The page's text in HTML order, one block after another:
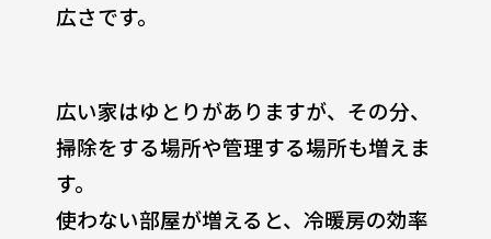
広さです。
広い家はゆとりがありますが、その分、
掃除をする場所や管理する場所も増えま
す。
使わない部屋が増えると、冷暖房の効率